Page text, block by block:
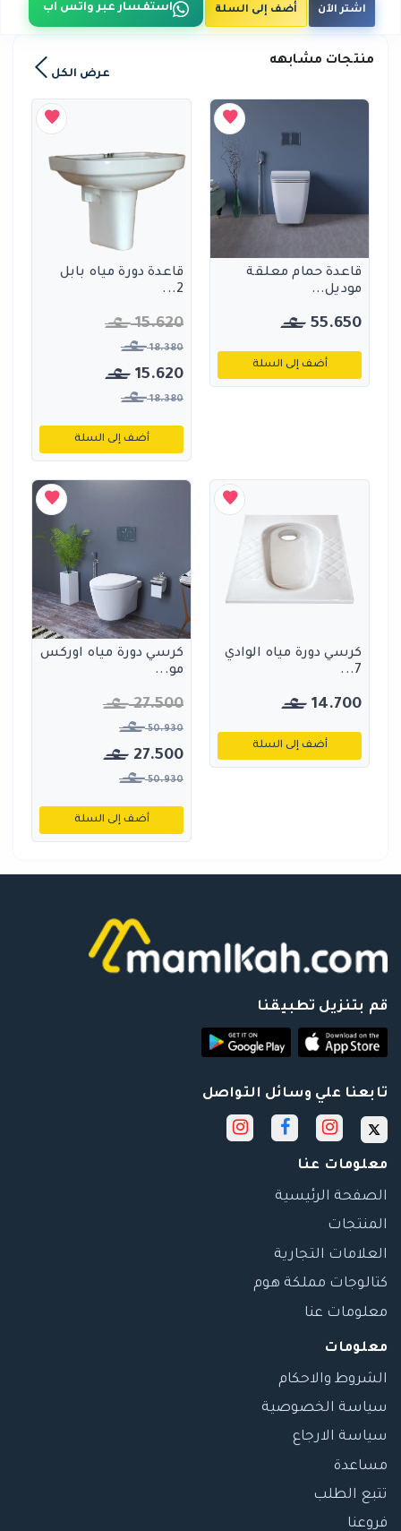
اشتر الآن أضف إلى السلة استفسار عبر واتس اب
منتجات مشابهه
عرض الكل
قاعدة حمام معلقة
موديل...
55.650
أضف إلى السلة
قاعدة دورة مياه بابل
2...
15.620
18.380
15.620
18.380
أضف إلى السلة
كرسي دورة مياه الوادي
7...
14.700
أضف إلى السلة
كرسي دورة مياه اوركس
مو...
27.500
50.930
27.500
50.930
أضف إلى السلة
قم بتنزيل تطبيقنا
تابعنا علي وسائل التواصل
معلومات عنا
الصفحة الرئيسية
المنتجات
العلامات التجارية
كتالوجات مملكة هوم
معلومات عنا
معلومات
الشروط والاحكام
سياسة الخصوصية
سياسة الارجاع
مساعدة
تتبع الطلب
فروعنا